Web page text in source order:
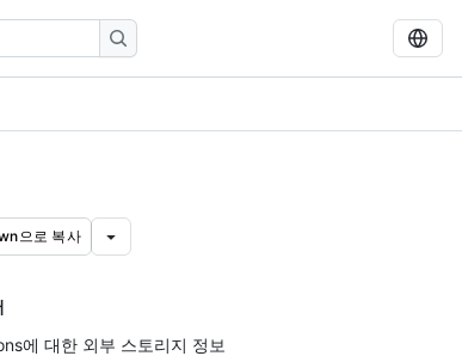
으로 복사
에 대한 외부 스토리지 정보